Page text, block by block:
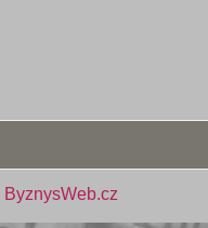
ByznysWeb.cz